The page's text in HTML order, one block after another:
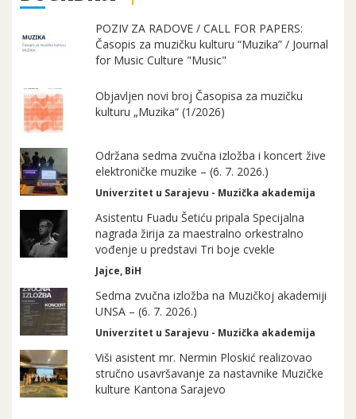
POZIV ZA RADOVE / CALL FOR PAPERS:
Časopis za muzičku kulturu “Muzika” / Journal
for Music Culture "Music"
Objavljen novi broj Časopisa za muzičku
kulturu „Muzika“ (1/2026)
Održana sedma zvučna izložba i koncert žive
elektroničke muzike – (6. 7. 2026.)
Univerzitet u Sarajevu - Muzička akademija
Asistentu Fuadu Šetiću pripala Specijalna
nagrada žirija za maestralno orkestralno
vođenje u predstavi Tri boje cvekle
Jajce, BiH
Sedma zvučna izložba na Muzičkoj akademiji
UNSA – (6. 7. 2026.)
Univerzitet u Sarajevu - Muzička akademija
Viši asistent mr. Nermin Ploskić realizovao
stručno usavršavanje za nastavnike Muzičke
kulture Kantona Sarajevo